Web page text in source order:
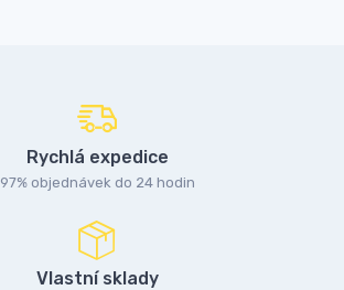
Rychlá expedice
97% objednávek do 24 hodin
Vlastní sklady